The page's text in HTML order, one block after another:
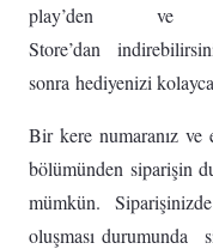
play’den
Store’dan
sonra hediyenizi
Bir kere numaranız ve
bölümünden siparişin
mümkün.
oluşması durumunda